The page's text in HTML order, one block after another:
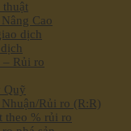
Cao
dịch
– Rủi ro
Quỹ
Rủi ro (R:R)
theo % rủi ro